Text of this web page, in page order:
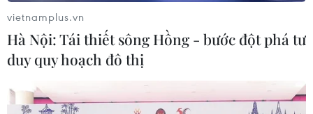
Đại diện thường trực của Triều Tiên yêu
vietnamplus.vn
Hà Nội: Tái thiết sông Hồng - bước đột phá tư
duy quy hoạch đô thị